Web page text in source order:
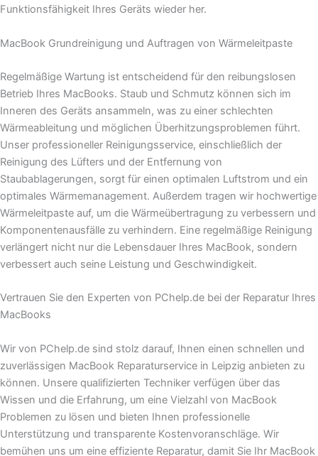
Funktionsfähigkeit Ihres Geräts wieder her.
MacBook Grundreinigung und Auftragen von Wärmeleitpaste
Regelmäßige Wartung ist entscheidend für den reibungslosen
Betrieb Ihres MacBooks. Staub und Schmutz können sich im
Inneren des Geräts ansammeln, was zu einer schlechten
Wärmeableitung und möglichen Überhitzungsproblemen führt.
Unser professioneller Reinigungsservice, einschließlich der
Reinigung des Lüfters und der Entfernung von
Staubablagerungen, sorgt für einen optimalen Luftstrom und ein
optimales Wärmemanagement. Außerdem tragen wir hochwertige
Wärmeleitpaste auf, um die Wärmeübertragung zu verbessern und
Komponentenausfälle zu verhindern. Eine regelmäßige Reinigung
verlängert nicht nur die Lebensdauer Ihres MacBook, sondern
verbessert auch seine Leistung und Geschwindigkeit.
Vertrauen Sie den Experten von PChelp.de bei der Reparatur Ihres
MacBooks
Wir von PChelp.de sind stolz darauf, Ihnen einen schnellen und
zuverlässigen MacBook Reparaturservice in Leipzig anbieten zu
können. Unsere qualifizierten Techniker verfügen über das
Wissen und die Erfahrung, um eine Vielzahl von MacBook
Problemen zu lösen und bieten Ihnen professionelle
Unterstützung und transparente Kostenvoranschläge. Wir
bemühen uns um eine effiziente Reparatur, damit Sie Ihr MacBook